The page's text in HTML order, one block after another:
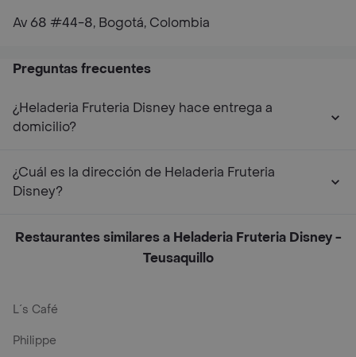
Av 68 #44-8, Bogotá, Colombia
Preguntas frecuentes
¿Heladeria Fruteria Disney hace entrega a
domicilio?
¿Cuál es la dirección de Heladeria Fruteria
Disney?
Restaurantes similares a Heladeria Fruteria Disney -
Teusaquillo
L´s Café
Philippe